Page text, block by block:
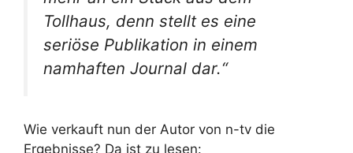
Tollhaus, denn stellt es eine
seriöse Publikation in einem
namhaften Journal dar.“
Wie verkauft nun der Autor von n-tv die
Ergebnisse? Da ist zu lesen: